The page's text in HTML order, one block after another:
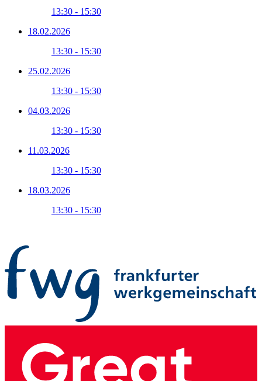
13:30 - 15:30
18.02.2026
13:30 - 15:30
25.02.2026
13:30 - 15:30
04.03.2026
13:30 - 15:30
11.03.2026
13:30 - 15:30
18.03.2026
13:30 - 15:30